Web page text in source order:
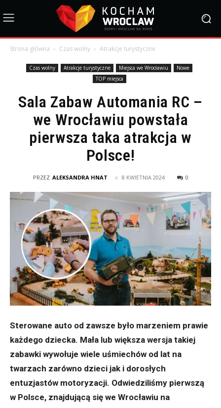
Strona główna Czas wolny Atrakcje turystyczne
Czas wolny Atrakcje turystyczne Miejsca we Wrocławiu
Nowe
TOP miejsca
Sala Zabaw Automania RC –
we Wrocławiu powstała
pierwsza taka atrakcja w
Polsce!
PRZEZ ALEKSANDRA HNAT 8 KWIETNIA 2024 0
Sterowane auto od zawsze było marzeniem prawie
każdego dziecka. Mała lub większa wersja takiej
zabawki wywołuje wiele uśmiechów od lat na
twarzach zarówno dzieci jak i dorosłych
entuzjastów motoryzacji. Odwiedziliśmy pierwszą
w Polsce, znajdującą się we Wrocławiu na